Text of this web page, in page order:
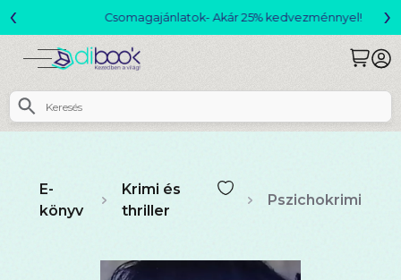
Csomagajánlatok- Akár 25% kedvezménnyel!
‹ ›
E-
könyv
Krimi és
thriller
Pszichokrimi